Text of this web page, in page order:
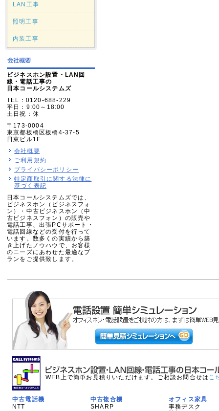
LAN工事
照明工事
内装工事
ビジネスホン設置・LAN回
線・電話工事の
日本コールシステムズ
TEL：0120-688-229
平日：9:00～18:00
土日祝：休
〒173-0004
東京都板橋区板橋4-37-5
日東ビル1F
会社概要
ご利用規約
プライバシーポリシー
特定商取引に関する法律に
基づく表記
日本コールシステムズでは、
ビジネスホン（ビジネスフォ
ン）・中古ビジネスホン（中
古ビジネスフォン）の販売や
電話工事、出張PCサポート・
電話回線などの受付を行って
います。数多くの実績から築
き上げたノウハウで、お客様
のニーズにあわせた最適なプ
ランをご提供致します。
WEB上で簡単お見積りいただけます。ご相談お問合せは こ
中古電話機
NTT
中古複合機
SHARP
オフィス家具
事務デスク